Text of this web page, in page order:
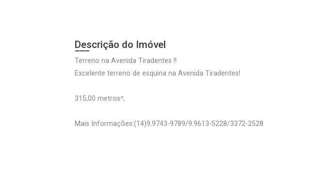
Descrição do Imóvel
Terreno na Avenida Tiradentes !!
Excelente terreno de esquina na Avenida Tiradentes!
315,00 metros²;
Mais Informações:(14)9.9743-9789/9.9613-5228/3372-2528